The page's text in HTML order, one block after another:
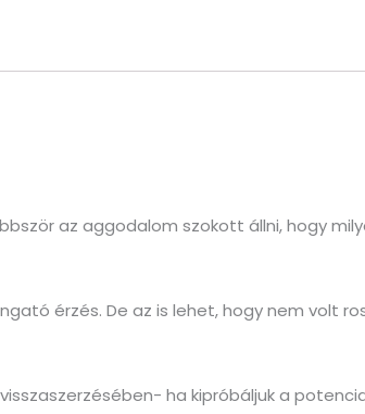
az aggodalom szokott állni, hogy
érzés. De az is lehet, hogy nem volt
ha kipróbáljuk a